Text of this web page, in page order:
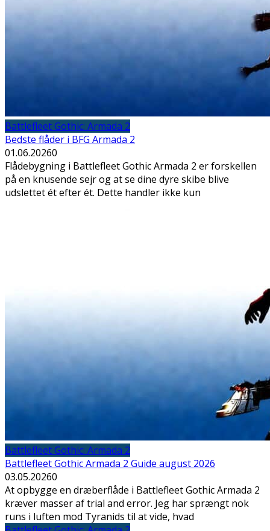
Battlefleet Gothic: Armada 2
Bedste flåder i BFG Armada 2
01.06.20260
Flådebygning i Battlefleet Gothic Armada 2 er forskellen
på en knusende sejr og at se dine dyre skibe blive
udslettet ét efter ét. Dette handler ikke kun
Battlefleet Gothic: Armada 2
Battlefleet Gothic Armada 2 Guide august 2026
03.05.20260
At opbygge en dræberflåde i Battlefleet Gothic Armada 2
kræver masser af trial and error. Jeg har sprængt nok
runs i luften mod Tyranids til at vide, hvad